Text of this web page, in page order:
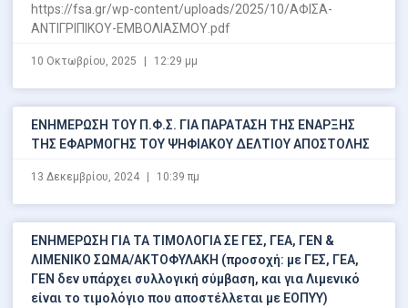
https://fsa.gr/wp-content/uploads/2025/10/ΑΦΙΣΑ-
ΑΝΤΙΓΡΙΠΙΚΟΥ-ΕΜΒΟΛΙΑΣΜΟΥ.pdf
10 Οκτωβρίου, 2025 12:29 μμ
ΕΝΗΜΕΡΩΣΗ ΤΟΥ Π.Φ.Σ. ΓΙΑ ΠΑΡΑΤΑΣΗ ΤΗΣ ΕΝΑΡΞΗΣ
ΤΗΣ ΕΦΑΡΜΟΓΗΣ ΤΟΥ ΨΗΦΙΑΚΟΥ ΔΕΛΤΙΟΥ ΑΠΟΣΤΟΛΗΣ
13 Δεκεμβρίου, 2024 10:39 πμ
ΕΝΗΜΕΡΩΣΗ ΓΙΑ ΤΑ ΤΙΜΟΛΟΓΙΑ ΣΕ ΓΕΣ, ΓΕΑ, ΓΕΝ &
ΛΙΜΕΝΙΚΟ ΣΩΜΑ/ΑΚΤΟΦΥΛΑΚΗ (προσοχή: με ΓΕΣ, ΓΕΑ,
ΓΕΝ δεν υπάρχει συλλογική σύμβαση, και για Λιμενικό
είναι το τιμολόγιο που αποστέλλεται με ΕΟΠΥΥ)